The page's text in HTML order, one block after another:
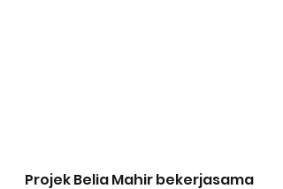
Projek Belia Mahir bekerjasama